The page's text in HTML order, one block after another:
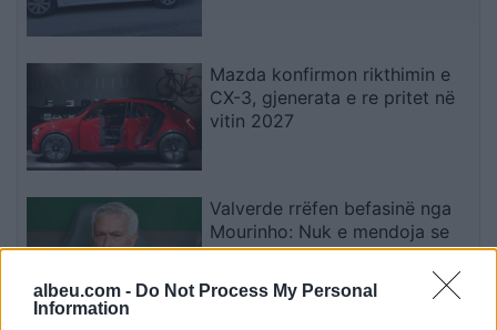
albeu.com - Do Not Process My Personal
Information
Mazda konfirmon rikthimin e
CX-3, gjenerata e re pritet në
vitin 2027
Valverde rrëfen befasinë nga
Mourinho: Nuk e mendoja se
do të ishte kështu